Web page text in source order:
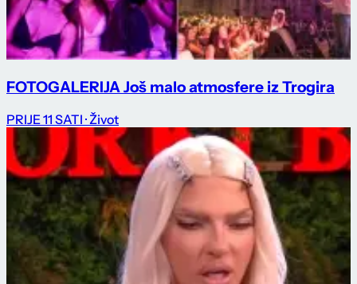
FOTOGALERIJA Još malo atmosfere iz Trogira
PRIJE 11 SATI · Život